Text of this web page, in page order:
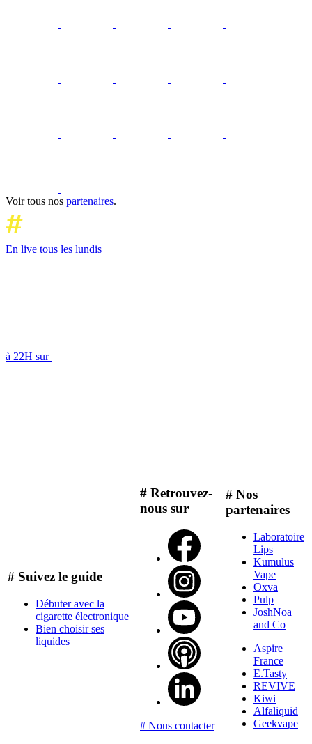
Voir tous nos partenaires.
En live tous les lundis
à 22H sur
# Suivez le guide
Débuter avec la
cigarette électronique
Bien choisir ses
liquides
# Retrouvez-
nous sur
# Nous contacter
# Nos
partenaires
Laboratoire
Lips
Kumulus
Vape
Oxva
Pulp
JoshNoa
and Co
Aspire
France
E.Tasty
REVIVE
Kiwi
Alfaliquid
Geekvape